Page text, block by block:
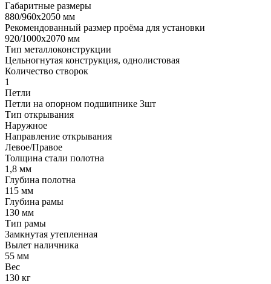
Габаритные размеры
880/960х2050 мм
Рекомендованный размер проёма для установки
920/1000х2070 мм
Тип металлоконструкции
Цельногнутая конструкция, однолистовая
Количество створок
1
Петли
Петли на опорном подшипнике 3шт
Тип открывания
Наружное
Направление открывания
Левое/Правое
Толщина стали полотна
1,8 мм
Глубина полотна
115 мм
Глубина рамы
130 мм
Тип рамы
Замкнутая утепленная
Вылет наличника
55 мм
Вес
130 кг